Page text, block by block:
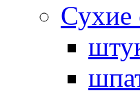
Сухие